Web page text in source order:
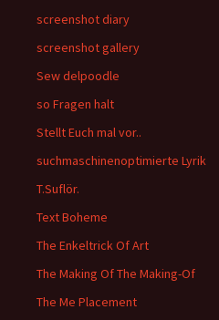
screenshot diary
screenshot gallery
Sew delpoodle
so Fragen halt
Stellt Euch mal vor..
suchmaschinenoptimierte Lyrik
T.Suflör.
Text Boheme
The Enkeltrick Of Art
The Making Of The Making-Of
The Me Placement